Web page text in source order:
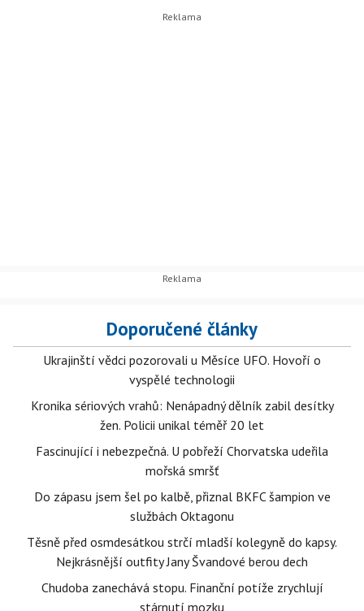
Doporučené články
Ukrajinští vědci pozorovali u Měsíce UFO. Hovoří o
vyspělé technologii
Kronika sériových vrahů: Nenápadný dělník zabil desítky
žen. Policii unikal téměř 20 let
Fascinující i nebezpečná. U pobřeží Chorvatska udeřila
mořská smršť
Do zápasu jsem šel po kalbě, přiznal BKFC šampion ve
službách Oktagonu
Těsně před osmdesátkou strčí mladší kolegyně do kapsy.
Nejkrásnější outfity Jany Švandové berou dech
Chudoba zanechává stopu. Finanční potíže zrychlují
stárnutí mozku